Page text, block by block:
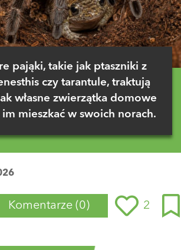
pająki, takie jak ptaszniki z
czy tarantule, traktują
własne zwierzątka domowe
mieszkać w swoich norach.
Komentarze (0) 2